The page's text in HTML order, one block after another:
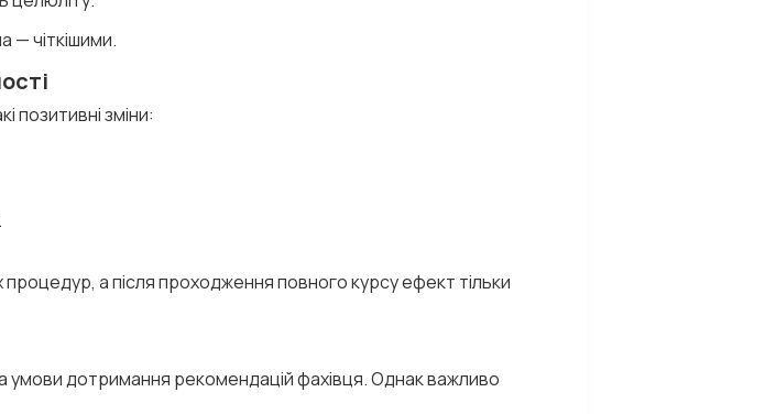
— чіткішими.
позитивні зміни:
а після проходження повного курсу ефект тільки
умови дотримання рекомендацій фахівця. Однак важливо